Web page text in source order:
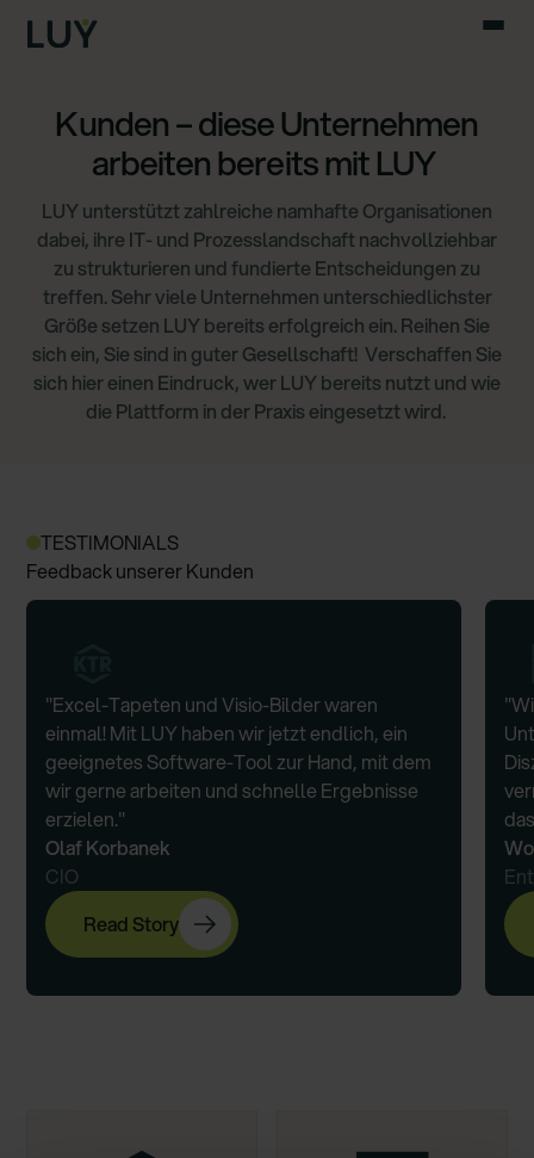
Kunden – diese Unternehmen
arbeiten bereits mit LUY
LUY unterstützt zahlreiche namhafte Organisationen
dabei, ihre IT- und Prozesslandschaft nachvollziehbar
zu strukturieren und fundierte Entscheidungen zu
treffen. Sehr viele Unternehmen unterschiedlichster
Größe setzen LUY bereits erfolgreich ein. Reihen Sie
sich ein, Sie sind in guter Gesellschaft! Verschaffen Sie
sich hier einen Eindruck, wer LUY bereits nutzt und wie
die Plattform in der Praxis eingesetzt wird.
TESTIMONIALS
Feedback unserer Kunden
"Excel-Tapeten und Visio-Bilder waren
einmal! Mit LUY haben wir jetzt endlich, ein
geeignetes Software-Tool zur Hand, mit dem
wir gerne arbeiten und schnelle Ergebnisse
erzielen."
Olaf Korbanek
CIO
Read Story